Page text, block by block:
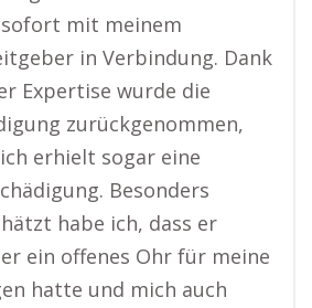
mit meinem
in Verbindung. Dank
Expertise wurde die
zurückgenommen,
erhielt sogar eine
Besonders
habe ich, dass er
ein offenes Ohr für meine
hatte und mich auch